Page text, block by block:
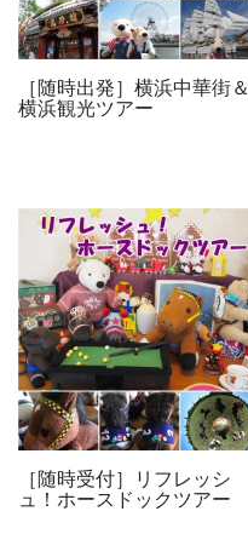
［随時出発］横浜中華街＆
横浜観光ツアー
［随時受付］リフレッシ
ュ！ホースドックツアー